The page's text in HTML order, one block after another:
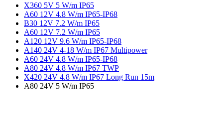
X360 5V 5 W/m IP65
A60 12V 4.8 W/m IP65-IP68
B30 12V 7.2 W/m IP65
A60 12V 7.2 W/m IP65
A120 12V 9.6 W/m IP65-IP68
A140 24V 4-18 W/m IP67 Multipower
A60 24V 4.8 W/m IP65-IP68
A80 24V 4.8 W/m IP67 TWP
X420 24V 4.8 W/m IP67 Long Run 15m
A80 24V 5 W/m IP65